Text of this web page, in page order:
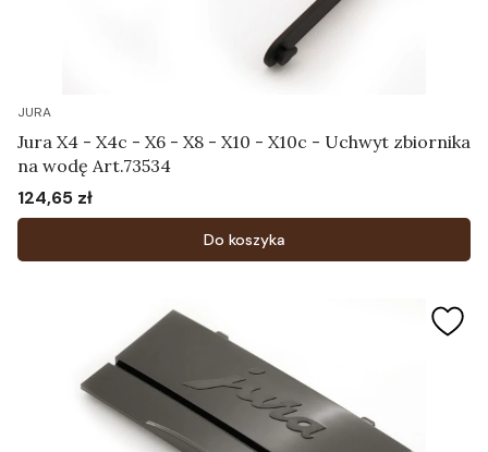
JURA
Jura X4 - X4c - X6 - X8 - X10 - X10c - Uchwyt zbiornika
na wodę Art.73534
Cena
124,65 zł
Do koszyka